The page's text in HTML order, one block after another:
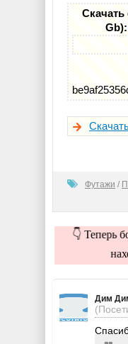
Gb):
Футажи /
👇 Теперь
Дим